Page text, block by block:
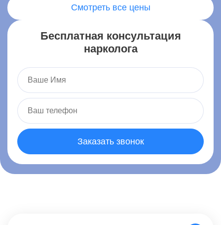
Смотреть все цены
Бесплатная консультация
нарколога
Заказать звонок